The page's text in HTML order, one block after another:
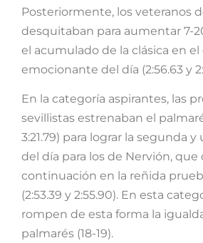
Posteriormente, los veteranos
desquitaban para aumentar 7-
el acumulado de la clásica en
emocionante del día (2:56.63 y
En la categoría aspirantes, las
sevillistas estrenaban el
3:21.79) para lograr la segunda
del día para los de Nervión, que
continuación en la reñida
(2:53.39 y 2:55.90). En esta
rompen de esta forma la
palmarés (18-19).